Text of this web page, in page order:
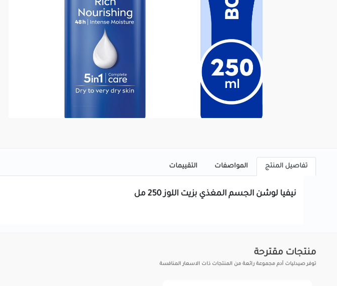
تفاصيل المنتج المواصفات التقييمات
نيفيا لوشن الجسم المغذي بزيت اللوز 250 مل
منتجات مقترحة
توفر صيدليات آدم مجموعة رائعة من المنتجات ذات الاسعار المنافسة